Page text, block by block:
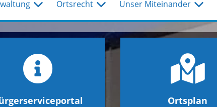
Ortsrecht Unser Miteinander
Ortsplan